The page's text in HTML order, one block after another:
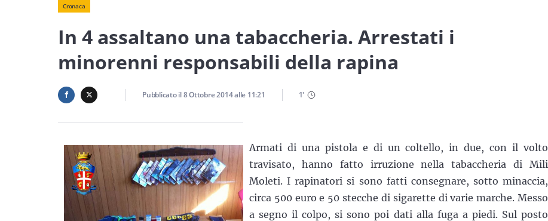
Cronaca
In 4 assaltano una tabaccheria. Arrestati i
minorenni responsabili della rapina
Pubblicato il8 Ottobre 2014alle 11:21 1'
Armati di una pistola e di un coltello, in due, con il volto
travisato, hanno fatto irruzione nella tabaccheria di Mili
Moleti. I rapinatori si sono fatti consegnare, sotto minaccia,
circa 500 euro e 50 stecche di sigarette di varie marche. Messo
a segno il colpo, si sono poi dati alla fuga a piedi. Sul posto